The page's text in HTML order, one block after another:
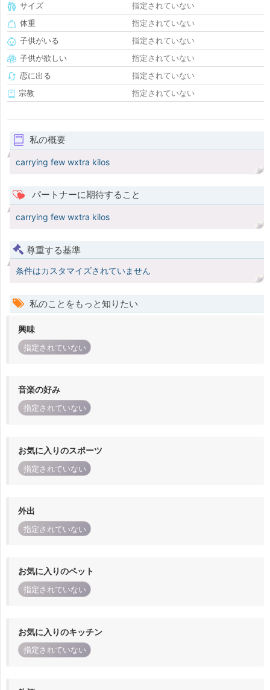
サイズ
指定されていない
体重
指定されていない
子供がいる
指定されていない
子供が欲しい
指定されていない
恋に出る
指定されていない
宗教
指定されていない
私の概要
carrying few wxtra kilos
パートナーに期待すること
carrying few wxtra kilos
尊重する基準
条件はカスタマイズされていません
私のことをもっと知りたい
興味
指定されていない
音楽の好み
指定されていない
お気に入りのスポーツ
指定されていない
外出
指定されていない
お気に入りのペット
指定されていない
お気に入りのキッチン
指定されていない